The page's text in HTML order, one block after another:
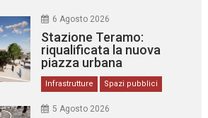
6 Agosto 2026
Stazione Teramo:
riqualificata la nuova
piazza urbana
Infrastrutture Spazi pubblici
5 Agosto 2026